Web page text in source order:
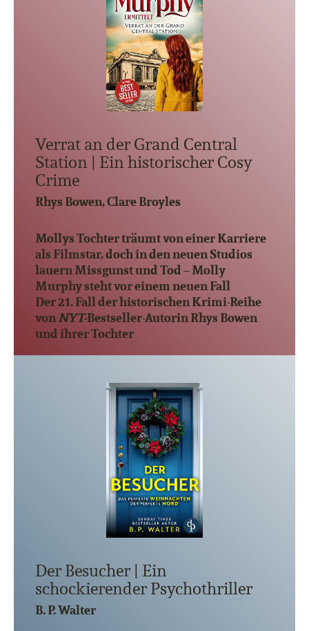
Verrat an der Grand Central
Station | Ein historischer Cosy
Crime
Rhys Bowen, Clare Broyles
Mollys Tochter träumt von einer Karriere
als Filmstar, doch in den neuen Studios
lauern Missgunst und Tod – Molly
Murphy steht vor einem neuen Fall
Der 21. Fall der historischen Krimi-Reihe
vonNYT-Bestseller-Autorin Rhys Bowen
und ihrer Tochter
Der Besucher | Ein
schockierender Psychothriller
B. P. Walter